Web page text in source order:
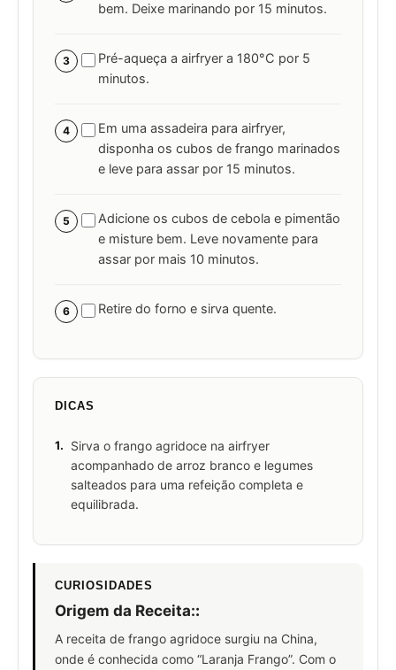
bem. Deixe marinando por 15 minutos.
3
Pré-aqueça a airfryer a 180°C por 5
minutos.
4
Em uma assadeira para airfryer,
disponha os cubos de frango marinados
e leve para assar por 15 minutos.
5
Adicione os cubos de cebola e pimentão
e misture bem. Leve novamente para
assar por mais 10 minutos.
6 Retire do forno e sirva quente.
DICAS
1.
Sirva o frango agridoce na airfryer
acompanhado de arroz branco e legumes
salteados para uma refeição completa e
equilibrada.
CURIOSIDADES
Origem da Receita::
A receita de frango agridoce surgiu na China,
onde é conhecida como “Laranja Frango”. Com o